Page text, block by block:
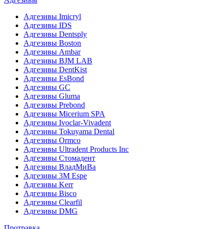
Адгезивы Imicryl
Адгезивы IDS
Адгезивы Dentsply
Адгезивы Boston
Адгезивы Ambar
Адгезивы BJM LAB
Адгезивы DentKist
Адгезивы EsBond
Адгезивы GC
Адгезивы Gluma
Адгезивы Prebond
Адгезивы Micerium SPA
Адгезивы Ivoclar-Vivadent
Адгезивы Tokuyama Dental
Адгезивы Ormco
Адгезивы Ultradent Products Inc
Адгезивы Стомадент
Адгезивы ВладМиВа
Адгезивы 3M Espe
Адгезивы Kerr
Адгезивы Bisco
Адгезивы Clearfil
Адгезивы DMG